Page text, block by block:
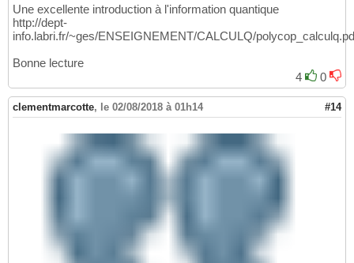
Une excellente introduction à l'information quantique
http://dept-
info.labri.fr/~ges/ENSEIGNEMENT/CALCULQ/
Bonne lecture
4
0
clementmarcotte, le 02/08/2018 à 01h14 #14